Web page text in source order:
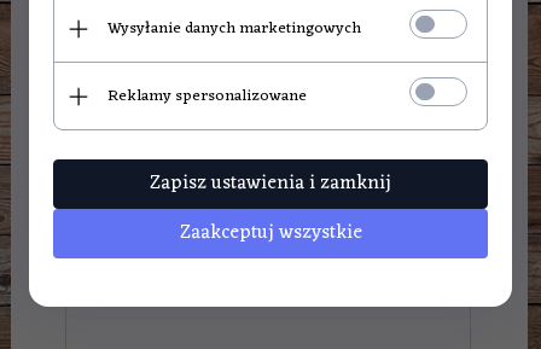
Wysyłanie danych marketingowych
Reklamy spersonalizowane
Zapisz ustawienia i zamknij
Zaakceptuj wszystkie